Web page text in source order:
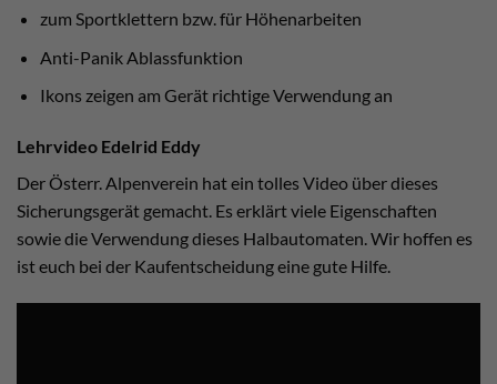
zum Sportklettern bzw. für Höhenarbeiten
Anti-Panik Ablassfunktion
Ikons zeigen am Gerät richtige Verwendung an
Lehrvideo Edelrid Eddy
Der Österr. Alpenverein hat ein tolles Video über dieses
Sicherungsgerät gemacht. Es erklärt viele Eigenschaften
sowie die Verwendung dieses Halbautomaten. Wir hoffen es
ist euch bei der Kaufentscheidung eine gute Hilfe.